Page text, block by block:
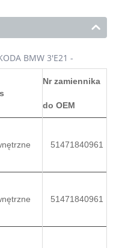
BMW 3'E21 -
Nr zamiennika
do OEM
51471840961
51471840961